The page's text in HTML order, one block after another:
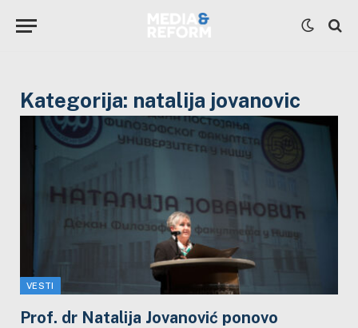
Kategorija: natalija jovanovic
VESTI
Prof. dr Natalija Jovanović ponovo